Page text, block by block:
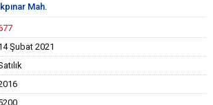
Mah.
Şubat 2021